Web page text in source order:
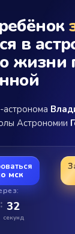
в
жизни
Астрономии
мск
: 32
секунд